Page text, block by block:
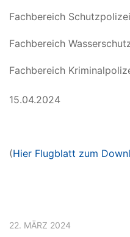
Fachbereich Schutzpolizei
Fachbereich
Fachbereich
15.04.2024
(Hier Flugblatt zum
22. MÄRZ 2024